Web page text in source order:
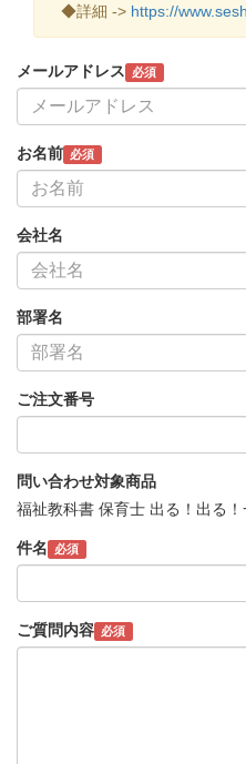
◆詳細 -> https://
メールアドレス 必須
お名前 必須
会社名
部署名
ご注文番号
問い合わせ対象商品
福祉教科書 保育士 出る！出る
件名 必須
ご質問内容 必須